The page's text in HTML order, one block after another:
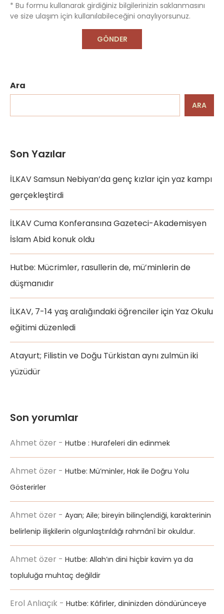
* Bu formu kullanarak girdiğiniz bilgilerinizin saklanmasını
ve size ulaşım için kullanılabileceğini onaylıyorsunuz.
Ara
ARA
Son Yazılar
İLKAV Samsun Nebiyan’da genç kızlar için yaz kampı
gerçekleştirdi
İLKAV Cuma Konferansına Gazeteci-Akademisyen
İslam Abid konuk oldu
Hutbe: Mücrimler, rasullerin de, mü’minlerin de
düşmanıdır
İLKAV, 7-14 yaş aralığındaki öğrenciler için Yaz Okulu
eğitimi düzenledi
Atayurt; Filistin ve Doğu Türkistan aynı zulmün iki
yüzüdür
Son yorumlar
Ahmet özer - Hutbe : Hurafeleri din edinmek
Ahmet özer - Hutbe: Mü’minler, Hak ile Doğru Yolu
Gösterirler
Ahmet özer - Ayan; Aile; bireyin bilinçlendiği, karakterinin
belirlenip ilişkilerin olgunlaştırıldığı rahmânî bir okuldur.
Ahmet özer - Hutbe: Allah’ın dini hiçbir kavim ya da
topluluğa muhtaç değildir
Erol Anlıaçık - Hutbe: Kâfirler, dininizden döndürünceye